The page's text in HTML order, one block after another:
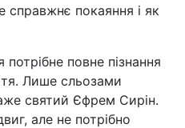
справжнє покаяння і як
повне пізнання
Лише сльозами
святий Єфрем Сирін.
але не потрібно